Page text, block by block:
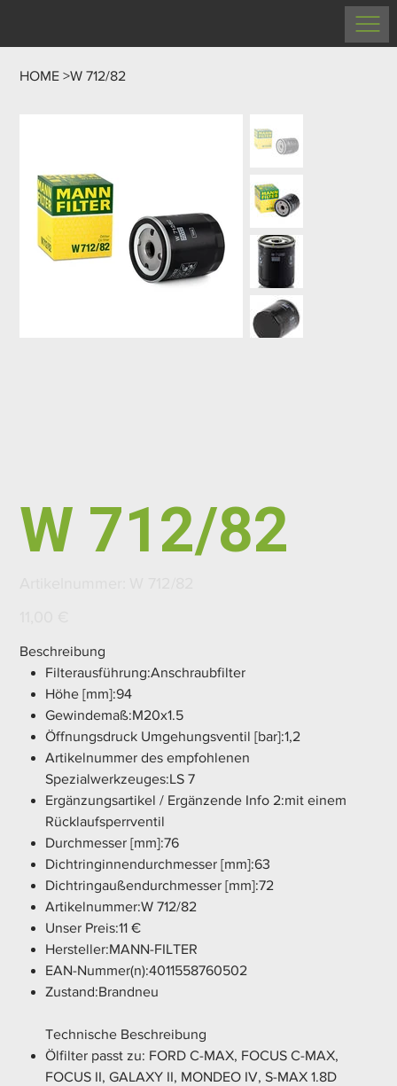
HOME >W 712/82
W 712/82
Beschreibung
Filterausführung:Anschraubfilter
Höhe [mm]:94
Gewindemaß:M20x1.5
Öffnungsdruck Umgehungsventil [bar]:1,2
Artikelnummer des empfohlenen
Spezialwerkzeuges:LS 7
Ergänzungsartikel / Ergänzende Info 2:mit einem
Rücklaufsperrventil
Durchmesser [mm]:76
Dichtringinnendurchmesser [mm]:63
Dichtringaußendurchmesser [mm]:72
Artikelnummer:W 712/82
Unser Preis:11 €
Hersteller:MANN-FILTER
EAN-Nummer(n):4011558760502
Zustand:Brandneu
Technische Beschreibung
Ölfilter passt zu: FORD C-MAX, FOCUS C-MAX,
FOCUS II, GALAXY II, MONDEO IV, S-MAX 1.8D